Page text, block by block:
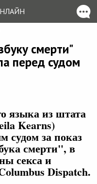
смерти"
перед судом
языка из штата
Kearns)
судом за показ
смерти", в
секса и
Dispatch.